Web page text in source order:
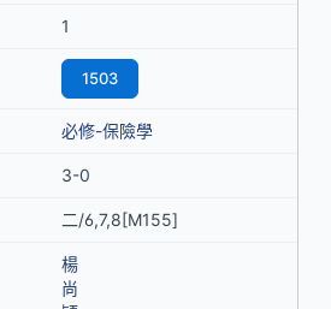
1
1503
必修-保險學
3-0
二/6,7,8[M155]
楊
尚